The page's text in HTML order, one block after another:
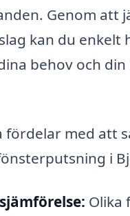
Genom att
kan du enkelt
behov och
fördelar med att
i
Olika